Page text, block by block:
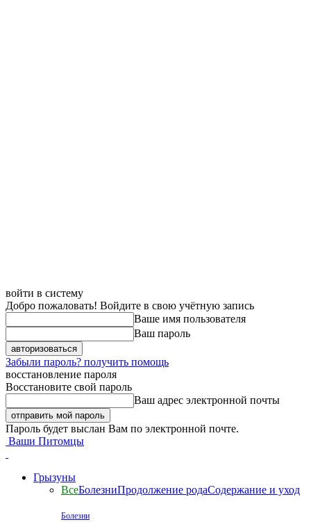
войти в систему
Добро пожаловать! Войдите в свою учётную запись
Ваше имя пользователя
Ваш пароль
Забыли пароль? получить помощь
восстановление пароля
Восстановите свой пароль
Ваш адрес электронной почты
Пароль будет выслан Вам по электронной почте.
Ваши Питомцы
Грызуны
ВсеБолезниПродолжение родаСодержание и уход
Болезни